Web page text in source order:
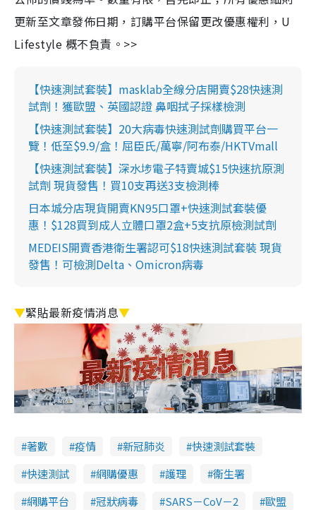
更新至文章發佈日期，訂購平台保留更改優惠權利，U
Lifestyle 概不負責。>>
【快速測試套裝】masklab全線分店開賣$28快速測
試劑！獲歐盟、英國認證 鼻咽拭子採樣檢測
【快速測試套裝】20大病毒快速測試劑購買平台一
覽！低至$9.9/盒！屈臣氏/萬寧/阿布泰/HKTVmall
【快速測試套裝】深水埗電子特賣城$15快速抗原測
試劑 現貨發售！買10支再送3支檢測棒
日本城分店現貨開賣KN95口罩+快速測試套裝優
惠！$128買到成人立體口罩2盒+5支抗原檢測試劑
MEDEIS開賣香港衛生署認可$18快速測試套裝 現貨
發售！可檢測Delta、Omicron病毒
▼緊貼最新疫情消息▼
著數 疫情 新冠肺炎
快速測試套裝
快速測試
網購優惠 護理
衞生署
網購平台
冠狀病毒 SARS－CoV－2 歐盟